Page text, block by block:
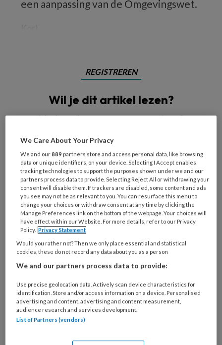
een aanpassing van de Omgevingswet.
REGISTREREN
Wil je dit artikel lezen?
Maak gratis een account aan en lees 2
Al een account of abonnement?Log dan in
Wat
is
je
e-
mailadres?
* *
Kies
je
wachtwoord* *
Kies
functie *
Bij
welke
organisatie
We Care About Your Privacy
We and our889 partners store and access personal data, like browsing
data or unique identifiers, on your device. Selecting I Accept enables
tracking technologies to support the purposes shown under we and our
partners process data to provide. Selecting Reject All or withdrawing your
consent will disable them. If trackers are disabled, some content and ads
you see may not be as relevant to you. You can resurface this menu to
change your choices or withdraw consent at any time by clicking the
Manage Preferences link on the bottom of the webpage. Your choices will
have effect within our Website. For more details, refer to our Privacy
Policy. Privacy Statement
Would you rather not? Then we only place essential and statistical
cookies, these do not record any data about you as a person
We and our partners process data to provide:
Use precise geolocation data. Actively scan device characteristics for
identification. Store and/or access information on a device. Personalised
advertising and content, advertising and content measurement,
audience research and services development.
List of Partners (vendors)